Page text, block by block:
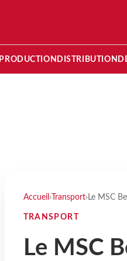
PRODUCTION DISTRIBUTION
Accueil › Transport› Le MSC
TRANSPORT
Le MSC